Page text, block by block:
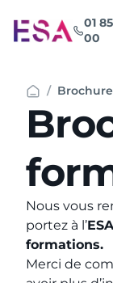
au
contenu
01
00
Nous vous
portez à l’
formations.
Merci de